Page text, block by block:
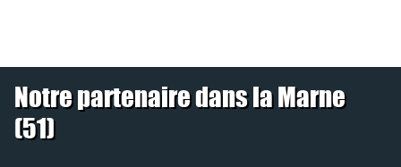
Notre partenaire dans la Marne
(51)